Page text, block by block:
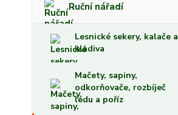
Ruční nářadí
Lesnické sekery, kalače a
kladiva
Mačety, sapiny,
odkorňovače, rozbíječ
ledu a poříz